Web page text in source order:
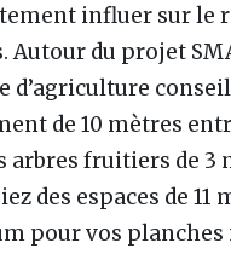
influer sur le
Autour du projet
d’agriculture
de 10 mètres
arbres fruitiers de 3
des espaces de 11
pour vos planches